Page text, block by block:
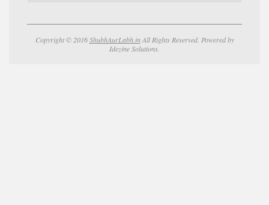
Copyright © 2016ShubhAurLabh.in All Rights Reserved. Powered by
Idezine Solutions.